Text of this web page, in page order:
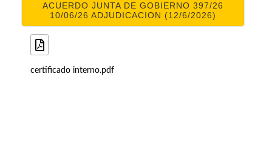
ACUERDO JUNTA DE GOBIERNO 397/26
10/06/26 ADJUDICACION (12/6/2026)
certificado interno.pdf